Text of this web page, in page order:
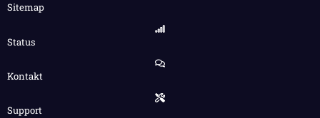
Sitemap
Status
Kontakt
Support